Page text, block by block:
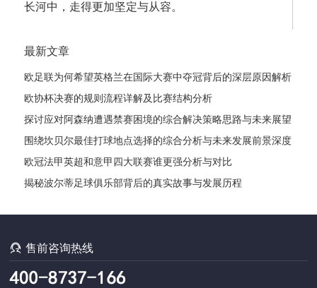
长河中，走得更加坚定与从容。
最新文章
欧足联为何希望英格兰在国际大赛中夺冠背后的深层原因解析
欧协杯决赛的规则流程详解及比赛结构分析
探讨应对阿森纳遭遇禁赛困境的综合解决策略思路与未来展望
发展路径
围绕坎贝尔最佳打球地点选择的综合分析与未来发展前景深度
探讨全
欧冠法甲英超和意甲四大联赛谁更强分析与对比
揭秘波尔蒂足球俱乐部背后的真实故事与发展历程
售前咨询热线